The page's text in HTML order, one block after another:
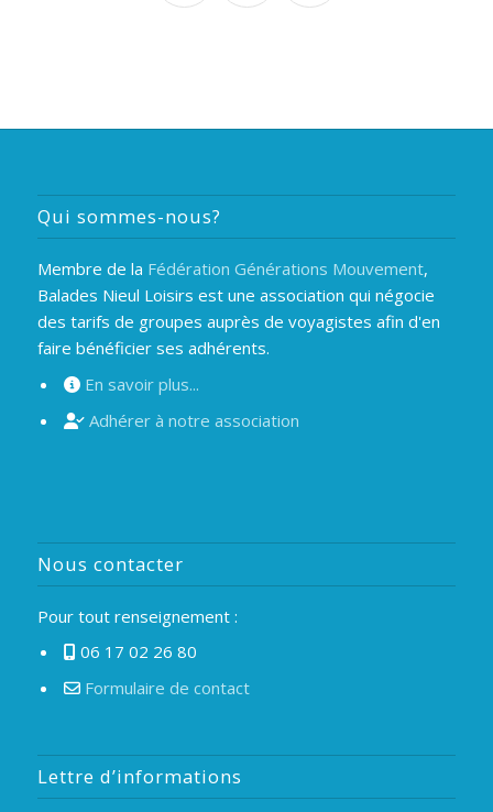
Qui sommes-nous?
Membre de la Fédération Générations Mouvement,
Balades Nieul Loisirs est une association qui négocie
des tarifs de groupes auprès de voyagistes afin d'en
faire bénéficier ses adhérents.
En savoir plus...
Adhérer à notre association
Nous contacter
Pour tout renseignement :
06 17 02 26 80
Formulaire de contact
Lettre d’informations